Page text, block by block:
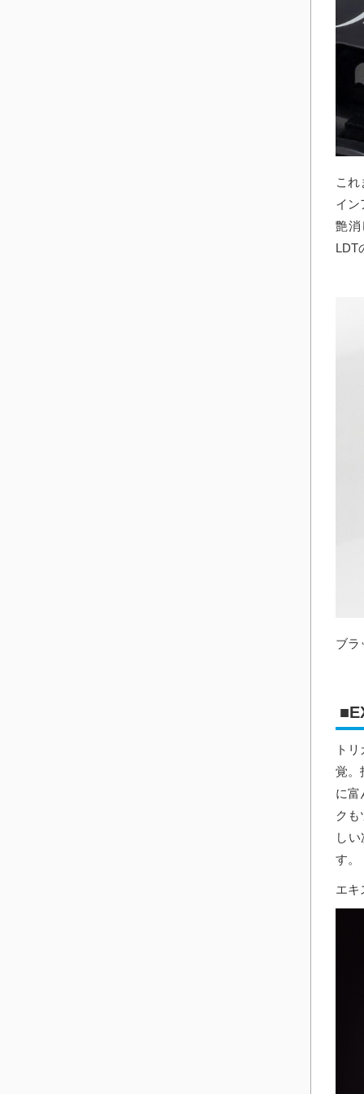
こ
イン
艶消
LDT
ブラ
ト
覚。
に富
ク
し
す。
エキ